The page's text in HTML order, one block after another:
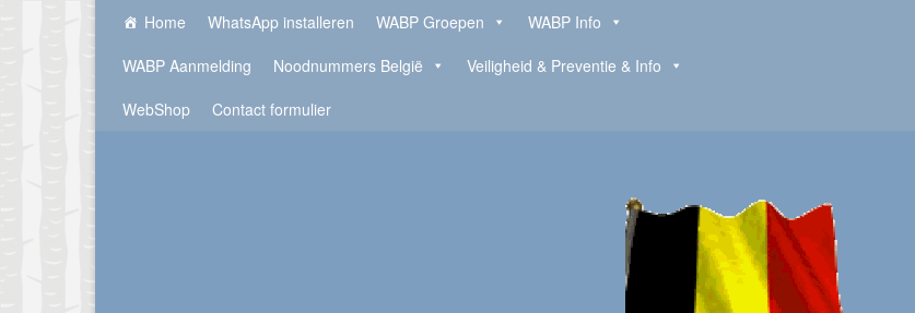
Home WhatsApp installeren WABP Groepen
WABP Info
WABP Aanmelding
Noodnummers België
Veiligheid & Preventie & Info
WebShop
Contact formulier